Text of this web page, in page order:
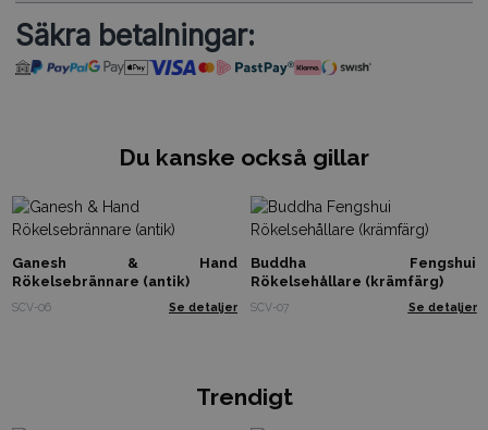
Säkra betalningar:
Du kanske också gillar
Ganesh & Hand
Rökelsebrännare (antik)
SCV-06 Se detaljer
Buddha Fengshui
Rökelsehållare (krämfärg)
SCV-07 Se detaljer
Trendigt